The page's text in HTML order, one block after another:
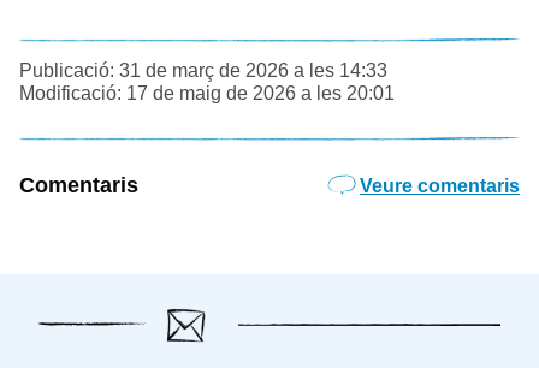
Publicació: 31 de març de 2026 a les 14:33
Modificació: 17 de maig de 2026 a les 20:01
Comentaris Veure comentaris